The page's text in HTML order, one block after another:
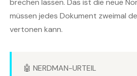
brechen lassen. Das ist die neue
müssen jedes Dokument zweimal
vertonen kann.
🤖 NERDMAN-URTEIL